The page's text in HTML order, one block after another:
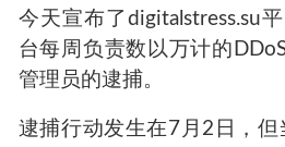
今天宣布了digitalstress.su
台每周负责数以万计的
管理员的逮捕。
逮捕行动发生在7月2日，但